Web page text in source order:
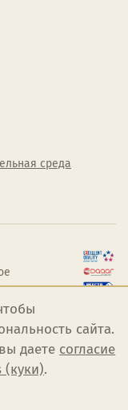
среда
сайта.
даете согласие
.